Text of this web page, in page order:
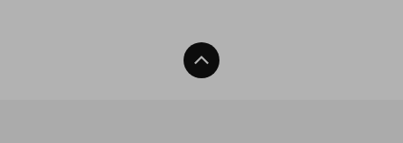
Нагоре